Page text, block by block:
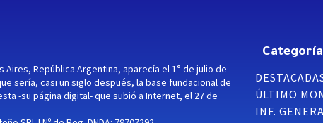
República Argentina, aparecía el 1° de julio de
sería, casi un siglo después, la base fundacional de
-su página digital- que subió a Internet, el 27 de
ÚLTIMO
INF.